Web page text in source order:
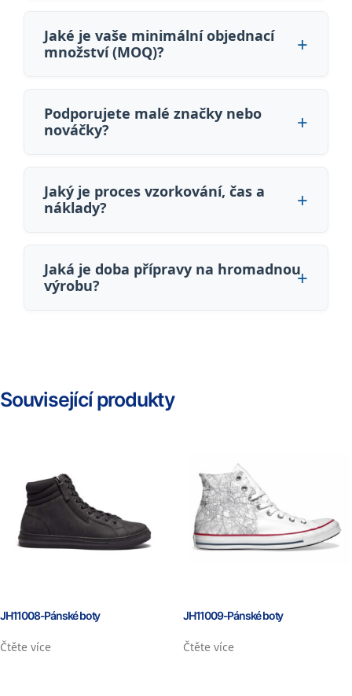
Jaké je vaše minimální objednací
množství (MOQ)?
Podporujete malé značky nebo
nováčky?
Jaký je proces vzorkování, čas a
náklady?
Jaká je doba přípravy na hromadnou
výrobu?
Související produkty
JH11008-Pánské boty
Čtěte více
JH11009-Pánské boty
Čtěte více